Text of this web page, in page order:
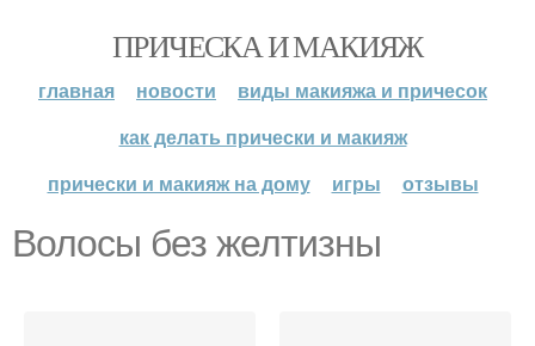
ПРИЧЕСКА И МАКИЯЖ
главная новости
виды макияжа и причесок
как делать прически и макияж
прически и макияж на дому
игры отзывы
Волосы без желтизны